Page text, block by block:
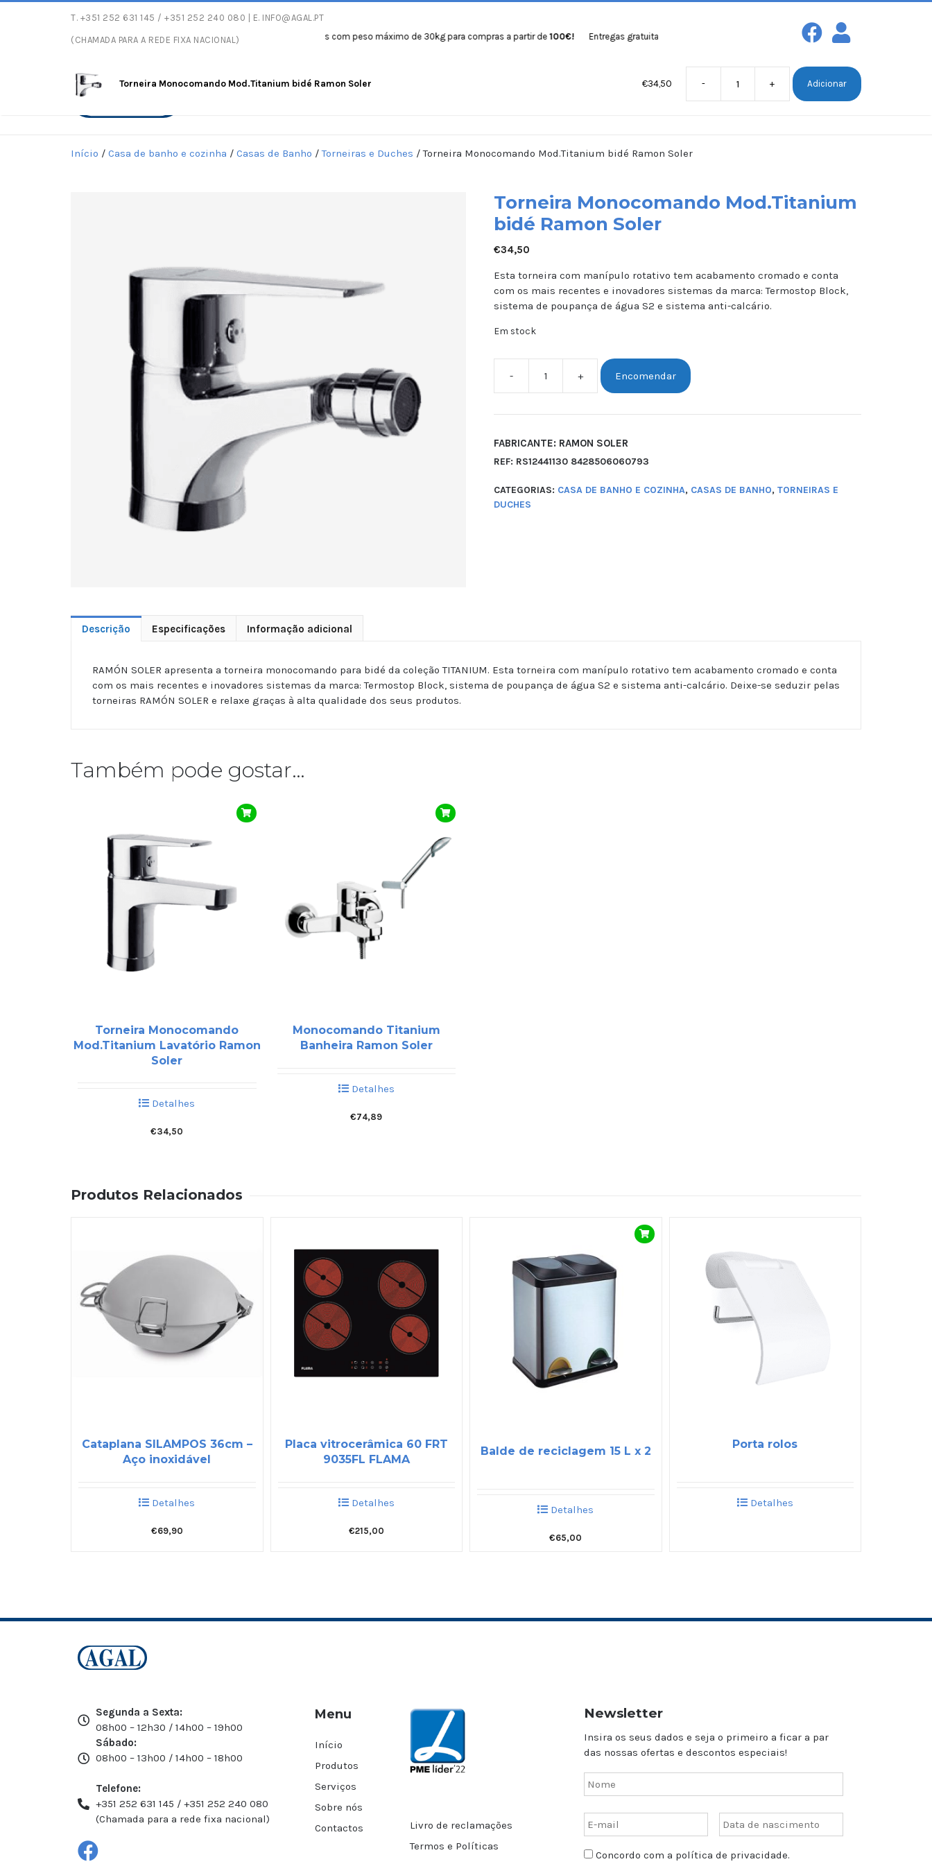
T. +351 252 631 145 / +351 252 240 080 | E. INFO@AGAL.PT
(CHAMADA PARA A REDE FIXA NACIONAL)Entregas gratuitas com peso máximo de 30kg para compras a partir de100€! Entregas gratuitas com peso máximo de 30kg para compras a partir de100€!
Sobre nós Contactos
Início / Casa de banho e cozinha / Casas de Banho /Torneiras e Duches / Torneira Monocomando Mod.Titanium bidé Ramon Soler
Torneira Monocomando Mod.Titanium
bidé Ramon Soler
€34,50
Esta torneira com manípulo rotativo tem acabamento cromado e conta
com os mais recentes e inovadores sistemas da marca: Termostop Block,
sistema de poupança de água S2 e sistema anti-calcário.
Em stock
- + Encomendar
FABRICANTE: RAMON SOLER
REF: RS12441130 8428506060793
CATEGORIAS: CASA DE BANHO E COZINHA, CASAS DE BANHO, TORNEIRAS E
DUCHES
Descrição Especificações Informação adicional
RAMÓN SOLER apresenta a torneira monocomando para bidé da coleção TITANIUM. Esta torneira com manípulo rotativo tem acabamento cromado e conta
com os mais recentes e inovadores sistemas da marca: Termostop Block, sistema de poupança de água S2 e sistema anti-calcário. Deixe-se seduzir pelas
torneiras RAMÓN SOLER e relaxe graças à alta qualidade dos seus produtos.
Também pode gostar…
Torneira Monocomando
Mod.Titanium Lavatório Ramon
Soler
Detalhes
€34,50
Monocomando Titanium
Banheira Ramon Soler
Detalhes
€74,89
Produtos Relacionados
Cataplana SILAMPOS 36cm –
Aço inoxidável
Detalhes
€69,90
Placa vitrocerâmica 60 FRT
9035FL FLAMA
Detalhes
€215,00
Balde de reciclagem 15 L x 2
Detalhes
€65,00
Porta rolos
Detalhes
Segunda a Sexta:
08h00 – 12h30 / 14h00 – 19h00
Sábado:
08h00 – 13h00 / 14h00 – 18h00
Telefone:
+351 252 631 145 / +351 252 240 080
(Chamada para a rede fixa nacional)
Menu
Início
Produtos
Serviços
Sobre nós
Contactos
Livro de reclamações
Termos e Políticas
Newsletter
Insira os seus dados e seja o primeiro a ficar a par
das nossas ofertas e descontos especiais!
Concordo com a política de privacidade.
Torneira Monocomando Mod.Titanium bidé Ramon Soler €34,50 - + Adicionar